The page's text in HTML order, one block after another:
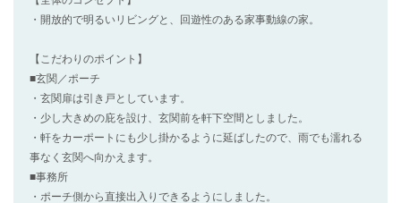
・開放的で明るいリビングと、回遊性のある家事動線の家。
【こだわりのポイント】
■玄関／ポーチ
・玄関扉は引き戸としています。
・少し大きめの庇を設け、玄関前を軒下空間としました。
・軒をカーポートにも少し掛かるように延ばしたので、雨でも濡れる
事なく玄関へ向かえます。
■事務所
・ポーチ側から直接出入りできるようにしました。